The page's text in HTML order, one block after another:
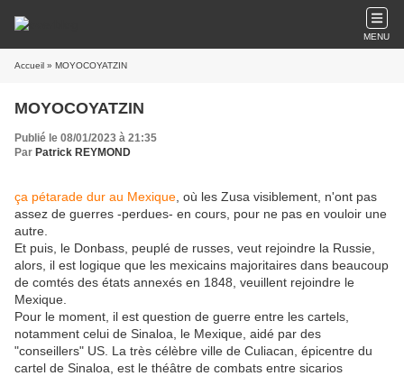
MENU
Accueil » MOYOCOYATZIN
MOYOCOYATZIN
Publié le 08/01/2023 à 21:35
Par Patrick REYMOND
ça pétarade dur au Mexique , où les Zusa visiblement, n'ont pas
assez de guerres -perdues- en cours, pour ne pas en vouloir une
autre.
Et puis, le Donbass, peuplé de russes, veut rejoindre la Russie,
alors, il est logique que les mexicains majoritaires dans beaucoup
de comtés des états annexés en 1848, veuillent rejoindre le
Mexique.
Pour le moment, il est question de guerre entre les cartels,
notamment celui de Sinaloa, le Mexique, aidé par des
"conseillers" US. La très célèbre ville de Culiacan, épicentre du
cartel de Sinaloa, est le théâtre de combats entre sicarios